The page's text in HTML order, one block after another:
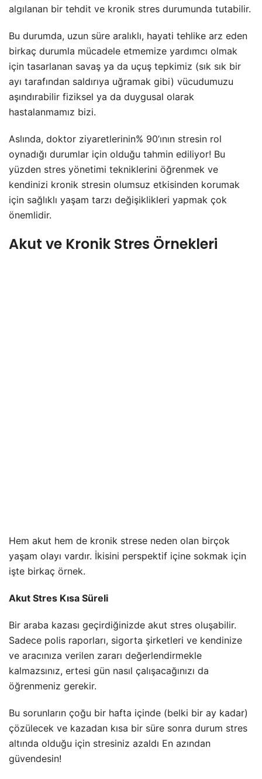
algılanan bir tehdit ve kronik stres durumunda tutabilir.
Bu durumda, uzun süre aralıklı, hayati tehlike arz eden
birkaç durumla mücadele etmemize yardımcı olmak
için tasarlanan savaş ya da uçuş tepkimiz (sık sık bir
ayı tarafından saldırıya uğramak gibi) vücudumuzu
aşındırabilir fiziksel ya da duygusal olarak
hastalanmamız bizi.
Aslında, doktor ziyaretlerinin% 90’ının stresin rol
oynadığı durumlar için olduğu tahmin ediliyor! Bu
yüzden stres yönetimi tekniklerini öğrenmek ve
kendinizi kronik stresin olumsuz etkisinden korumak
için sağlıklı yaşam tarzı değişiklikleri yapmak çok
önemlidir.
Akut ve Kronik Stres Örnekleri
Hem akut hem de kronik strese neden olan birçok
yaşam olayı vardır. İkisini perspektif içine sokmak için
işte birkaç örnek.
Akut Stres Kısa Süreli
Bir araba kazası geçirdiğinizde akut stres oluşabilir.
Sadece polis raporları, sigorta şirketleri ve kendinize
ve aracınıza verilen zararı değerlendirmekle
kalmazsınız, ertesi gün nasıl çalışacağınızı da
öğrenmeniz gerekir.
Bu sorunların çoğu bir hafta içinde (belki bir ay kadar)
çözülecek ve kazadan kısa bir süre sonra durum stres
altında olduğu için stresiniz azaldı En azından
güvendesin!